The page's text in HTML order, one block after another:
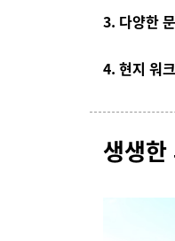
3. 다양한
4. 현지 워
생생한